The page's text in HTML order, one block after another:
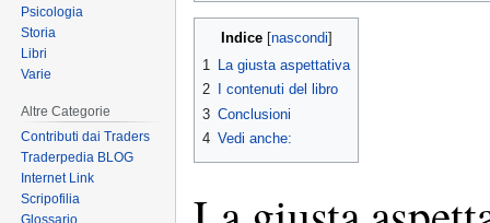
Indice
1
La giusta aspettativa
2
I contenuti del libro
3 Conclusioni
4 Vedi anche:
Psicologia
Storia
Libri
Varie
Altre Categorie
Contributi dai Traders
Traderpedia BLOG
Internet Link
Scripofilia